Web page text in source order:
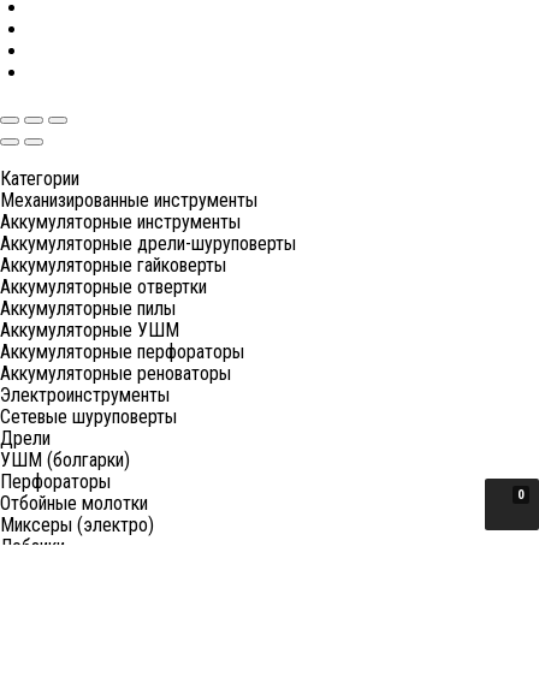
0
Категории
Механизированные инструменты
Аккумуляторные инструменты
Аккумуляторные дрели-шуруповерты
Аккумуляторные гайковерты
Аккумуляторные отвертки
Аккумуляторные пилы
Аккумуляторные УШМ
Аккумуляторные перфораторы
Аккумуляторные реноваторы
Электроинструменты
Сетевые шуруповерты
Дрели
УШМ (болгарки)
Перфораторы
Отбойные молотки
Миксеры (электро)
Лобзики